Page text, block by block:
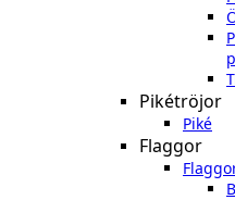
Pikétröjor
Piké
Flaggor